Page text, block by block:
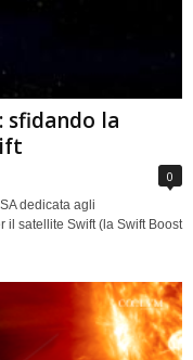
sfidando la
0
dedicata agli
satellite Swift (la Swift Boost